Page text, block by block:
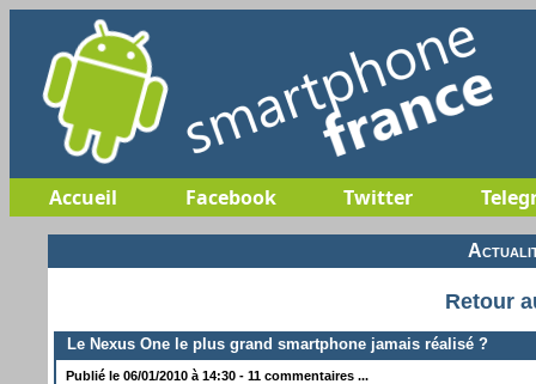
Accueil Facebook Twitter
Retour
Le Nexus One le plus grand smartphone jamais réalisé ?
Publié le 06/01/2010 à 14:30 - 11 commentaires ...